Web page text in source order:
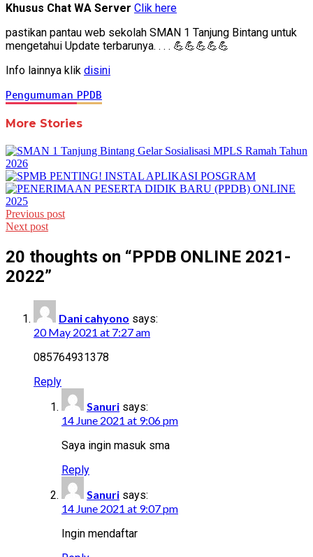
Khusus Chat WA Server Clik here
pastikan pantau web sekolah SMAN 1 Tanjung Bintang untuk
mengetahui Update terbarunya. . . . 💪💪💪💪💪
Info lainnya klik disini
Pengumuman PPDB
More Stories
Post
navigation
Previous post
Next post
20 thoughts on “PPDB ONLINE 2021-
2022”
Dani cahyono says:
20 May 2021 at 7:27 am
085764931378
Reply
Sanuri says:
14 June 2021 at 9:06 pm
Saya ingin masuk sma
Reply
Sanuri says:
14 June 2021 at 9:07 pm
Ingin mendaftar